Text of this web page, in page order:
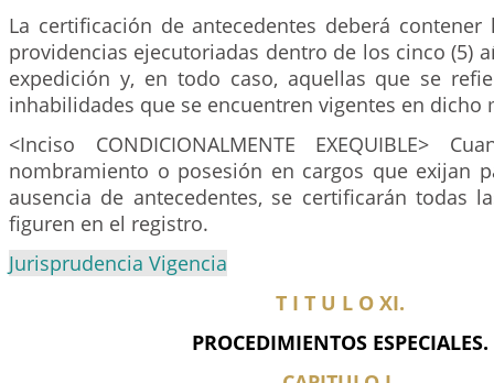
La certificación de antecedentes deberá contener
providencias ejecutoriadas dentro de los cinco (5)
expedición y, en todo caso, aquellas que se
inhabilidades que se encuentren vigentes en dicho
<Inciso CONDICIONALMENTE EXEQUIBLE>
nombramiento o posesión en cargos que exijan
ausencia de antecedentes, se certificarán todas
figuren en el registro.
Jurisprudencia Vigencia
T I T U L O XI.
PROCEDIMIENTOS ESPECIALES.